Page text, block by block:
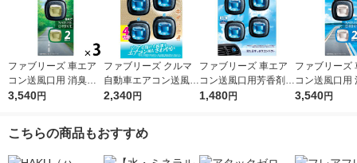
ファブリーズ 車エア
コン送風口用 消臭芳
香剤 フォレストミス
入）×3） 消臭剤 芳香
3,540円
ファブリーズ クルマ
自動車エアコン送風口
用消臭・芳香剤 消臭
L 1パック（4個入）消
2,340円
ファブリーズ 車エア
コン送風口用芳香剤
スカイブリーズ お得
1,480円
ファブリーズ
コン送風口用
香剤 オーシャ
3,540円
こちらの商品もおすすめ